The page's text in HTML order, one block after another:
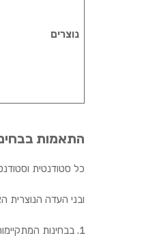
נוצרים
התאמות
כל סטודנטית
ובני העדה הנוצרית
בבחינות המתקיימות בתקופה זו תהיה תוספת זמן